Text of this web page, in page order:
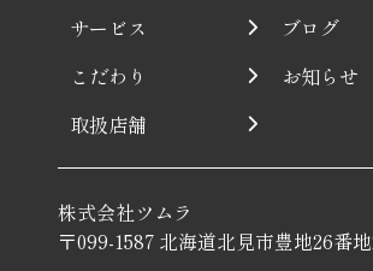
サービス
こだわり
取扱店舗
ブログ
お知らせ
株式会社ツムラ
〒099-1587 北海道北見市豊地26番